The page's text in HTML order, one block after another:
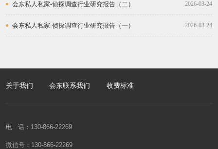
会东私人私家-侦探调查行业研究报告（二） 2026-03-24
会东私人私家-侦探调查行业研究报告（一） 2026-03-24
关于我们 会东联系我们 收费标准
电 话：130-866-22269
微信号：130-866-22269